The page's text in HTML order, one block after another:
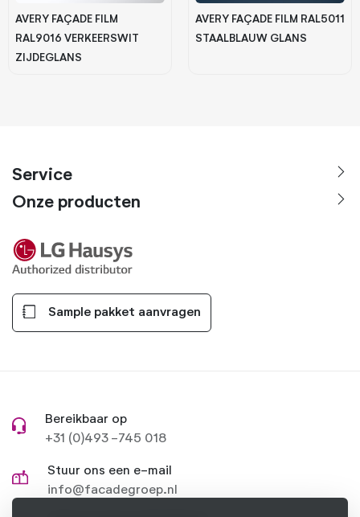
AVERY FAÇADE FILM
RAL9016 VERKEERSWIT
ZIJDEGLANS
AVERY FAÇADE FILM RAL5011
STAALBLAUW GLANS
Service
Onze producten
Sample pakket aanvragen
Bereikbaar op
+31 (0)493 -745 018
Stuur ons een e-mail
info@facadegroep.nl